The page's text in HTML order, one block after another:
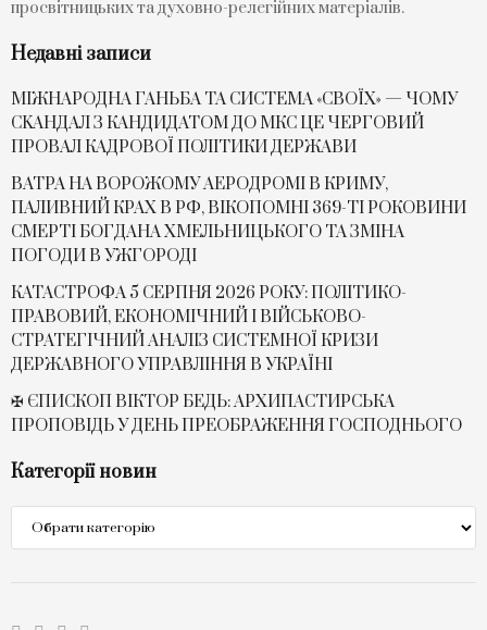
просвітницьких та духовно-релегійних матеріалів.
Недавні записи
МІЖНАРОДНА ГАНЬБА ТА СИСТЕМА «СВОЇХ» — ЧОМУ
СKАНДАЛ З КАНДИДАТОМ ДО МКС ЦЕ ЧЕРГОВИЙ
ПРОВАЛ КАДРОВОЇ ПОЛІТИКИ ДЕРЖАВИ
ВАТРА НА ВОРОЖОМУ АЕРОДРОМІ В КРИМУ,
ПАЛИВНИЙ КРАХ В РФ, ВІКОПОМНІ 369-ТІ РОКОВИНИ
СМЕРТІ БОГДАНА ХМЕЛЬНИЦЬКОГО ТА ЗМІНА
ПОГОДИ В УЖГОРОДІ
КАТАСТРОФА 5 СЕРПНЯ 2026 РОКУ: ПОЛІТИКО-
ПРАВОВИЙ, ЕКОНОМІЧНИЙ І ВІЙСЬКОВО-
СТРАТЕГІЧНИЙ АНАЛІЗ СИСТЕМНОЇ КРИЗИ
ДЕРЖАВНОГО УПРАВЛІННЯ В УКРАЇНІ
✠ ЄПИСКОП ВІКТОР БЕДЬ: АРХИПАСТИРСЬКА
ПРОПОВІДЬ У ДЕНЬ ПРЕОБРАЖЕННЯ ГОСПОДНЬОГО
Категорії новин
новин